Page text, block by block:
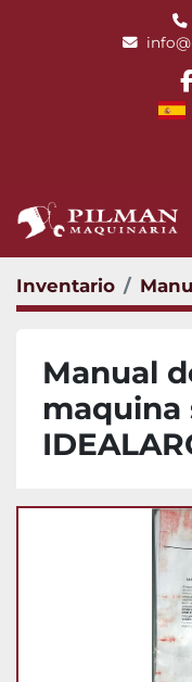
Inventario
Manual
maquina